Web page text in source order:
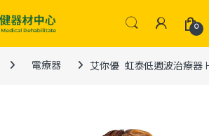
0
電療器 艾你優 ​​ ​虹泰低週波治療器